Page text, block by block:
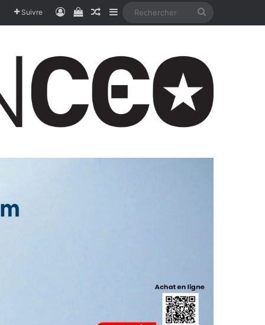
Suivre Connexion
Voir votre panier
Article Aléatoire
Sidebar (barre latérale)